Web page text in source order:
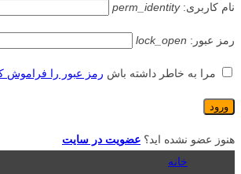
نام کاربری:perm_identity
رمز عبور: lock_open
مرا به خاطر داشته باش رمز عبور را فراموش
هنوز عضو نشده اید؟ عضویت در سایت
خانه